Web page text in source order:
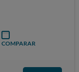
COMPARAR